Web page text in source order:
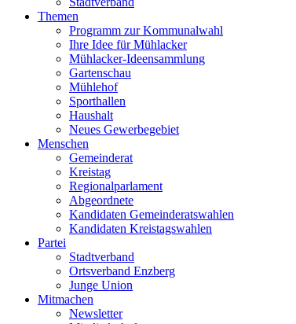
Themen
Programm zur Kommunalwahl
Ihre Idee für Mühlacker
Mühlacker-Ideensammlung
Gartenschau
Mühlehof
Sporthallen
Haushalt
Neues Gewerbegebiet
Menschen
Gemeinderat
Kreistag
Regionalparlament
Abgeordnete
Kandidaten Gemeinderatswahlen
Kandidaten Kreistagswahlen
Partei
Stadtverband
Ortsverband Enzberg
Junge Union
Mitmachen
Newsletter